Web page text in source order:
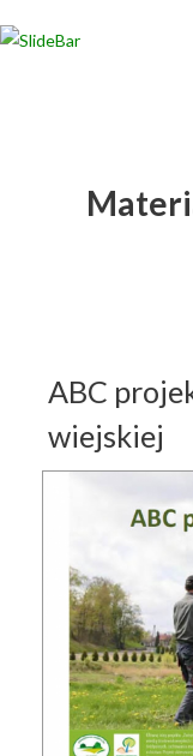
ABC
wiejskiej
Wybierz
który Cię